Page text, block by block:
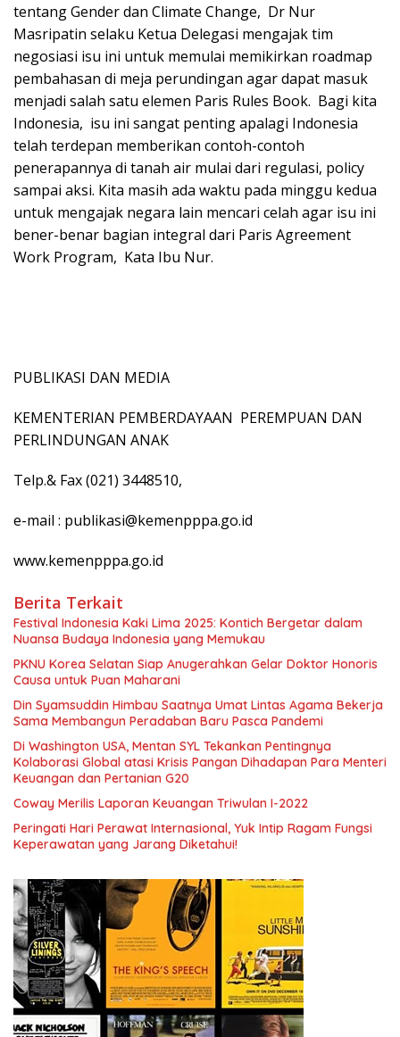
tentang Gender dan Climate Change, Dr Nur
Masripatin selaku Ketua Delegasi mengajak tim
negosiasi isu ini untuk memulai memikirkan roadmap
pembahasan di meja perundingan agar dapat masuk
menjadi salah satu elemen Paris Rules Book. Bagi kita
Indonesia, isu ini sangat penting apalagi Indonesia
telah terdepan memberikan contoh-contoh
penerapannya di tanah air mulai dari regulasi, policy
sampai aksi. Kita masih ada waktu pada minggu kedua
untuk mengajak negara lain mencari celah agar isu ini
bener-benar bagian integral dari Paris Agreement
Work Program, Kata Ibu Nur.
PUBLIKASI DAN MEDIA
KEMENTERIAN PEMBERDAYAAN PEREMPUAN DAN
PERLINDUNGAN ANAK
Telp.& Fax (021) 3448510,
e-mail : publikasi@kemenpppa.go.id
www.kemenpppa.go.id
Berita Terkait
Festival Indonesia Kaki Lima 2025: Kontich Bergetar dalam
Nuansa Budaya Indonesia yang Memukau
PKNU Korea Selatan Siap Anugerahkan Gelar Doktor Honoris
Causa untuk Puan Maharani
Din Syamsuddin Himbau Saatnya Umat Lintas Agama Bekerja
Sama Membangun Peradaban Baru Pasca Pandemi
Di Washington USA, Mentan SYL Tekankan Pentingnya
Kolaborasi Global atasi Krisis Pangan Dihadapan Para Menteri
Keuangan dan Pertanian G20
Coway Merilis Laporan Keuangan Triwulan I-2022
Peringati Hari Perawat Internasional, Yuk Intip Ragam Fungsi
Keperawatan yang Jarang Diketahui!